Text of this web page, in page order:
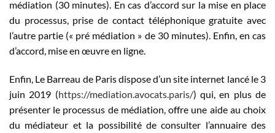
médiation (30 minutes). En cas d’accord sur la mise en place
du processus, prise de contact téléphonique gratuite avec
l’autre partie (« pré médiation » de 30 minutes). Enfin, en cas
d’accord, mise en œuvre en ligne.
Enfin, Le Barreau de Paris dispose d’un site internet lancé le 3
juin 2019 (https://mediation.avocats.paris/) qui, en plus de
présenter le processus de médiation, offre une aide au choix
du médiateur et la possibilité de consulter l’annuaire des